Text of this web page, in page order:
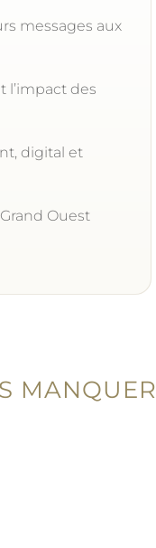
messages aux
l’impact des
digital et
Ouest
MANQUER